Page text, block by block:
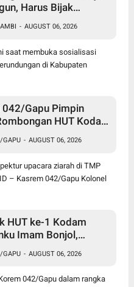
Harus Bijak
dan Perundungan
- AUGUST 06, 2026
saat membuka sosialisasi
di Kabupaten
042/Gapu Pimpin
HUT Kodam
Bhakti
GAPU - AUGUST 06, 2026
upacara ziarah di TMP
– Kasrem 042/Gapu Kolonel
HUT ke-1 Kodam
Imam Bonjol,
Olahraga
GAPU - AUGUST 06, 2026
042/Gapu dalam rangka